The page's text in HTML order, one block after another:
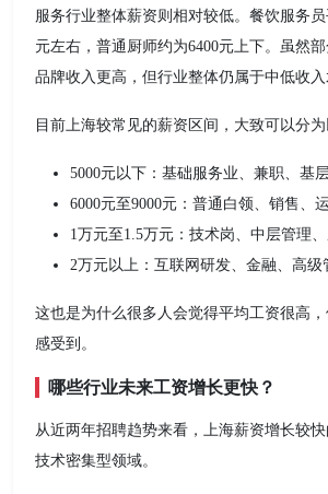
服务行业整体薪资则相对较低。餐饮服务
元左右，普通厨师约为6400元上下。虽然
品牌收入更高，但行业整体仍属于中低收入
目前上海较常见的薪资区间，大致可以分为
5000元以下：基础服务业、兼职、基
6000元至9000元：普通白领、销售、
1万元至1.5万元：技术岗、中层管理
2万元以上：互联网研发、金融、高级
这也是为什么很多人会觉得平均工资很高
感受到。
哪些行业未来工资增长更快？
从近两年招聘趋势来看，上海薪资增长较
技术密集型领域。